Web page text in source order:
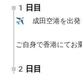
1日目
✈️ 成田空港を
ご自身で香港にてお
2日目